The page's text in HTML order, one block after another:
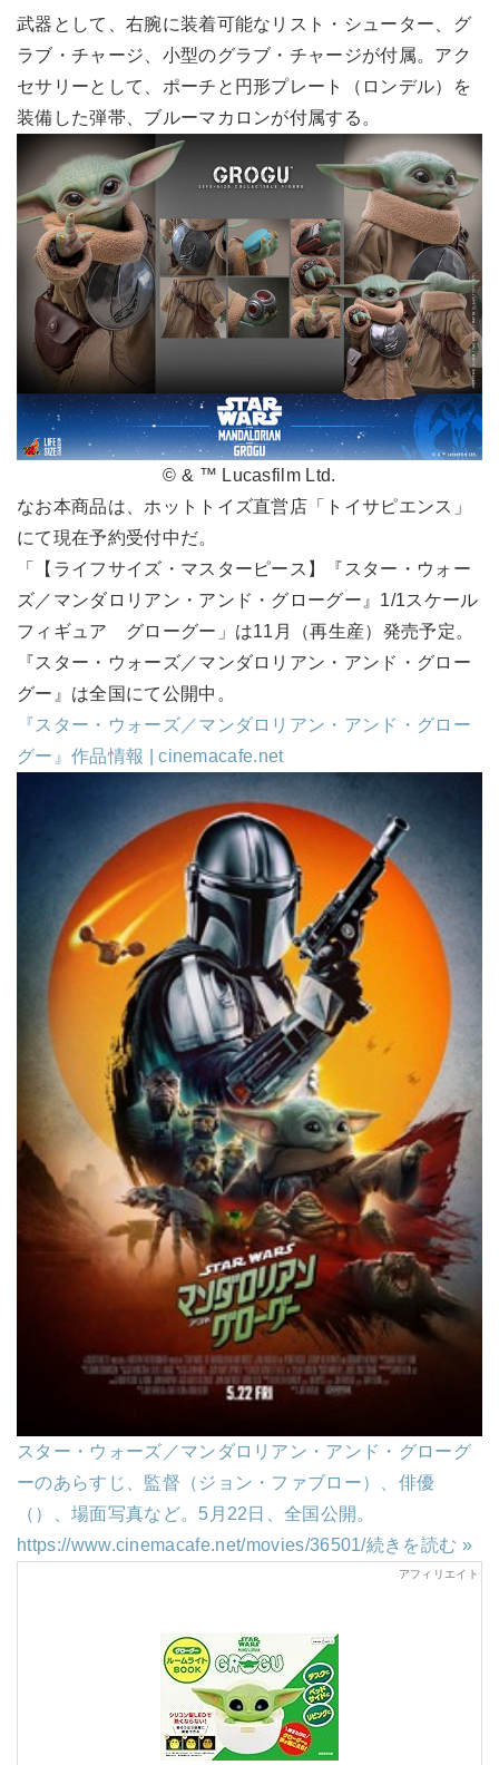
武器として、右腕に装着可能なリスト・シューター、グ
ラブ・チャージ、小型のグラブ・チャージが付属。アク
セサリーとして、ポーチと円形プレート（ロンデル）を
装備した弾帯、ブルーマカロンが付属する。
© & ™ Lucasfilm Ltd.
なお本商品は、ホットトイズ直営店「トイサピエンス」
にて現在予約受付中だ。
「【ライフサイズ・マスターピース】『スター・ウォー
ズ／マンダロリアン・アンド・グローグー』1/1スケール
フィギュア グローグー」は11月（再生産）発売予定。
『スター・ウォーズ／マンダロリアン・アンド・グロー
グー』は全国にて公開中。
『スター・ウォーズ／マンダロリアン・アンド・グロー
グー』作品情報 | cinemacafe.net
スター・ウォーズ／マンダロリアン・アンド・グローグ
ーのあらすじ、監督（ジョン・ファブロー）、俳優
（）、場面写真など。5月22日、全国公開。
https://www.cinemacafe.net/movies/36501/続きを読む »